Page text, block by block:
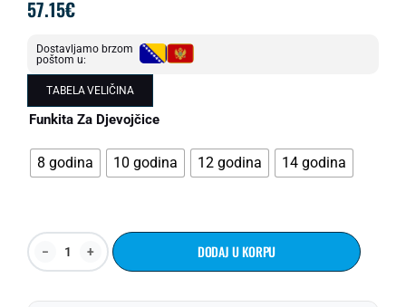
57.15€
Dostavljamo brzom
poštom u:
TABELA VELIČINA
Funkita Za Djevojčice
8 godina 10 godina 12 godina 14 godina
DODAJ U KORPU